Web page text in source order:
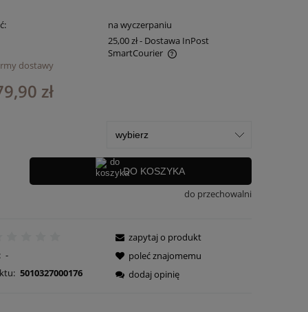
na wyczerpaniu
25,00 zł- Dostawa InPost
SmartCourier
nie zawiera ewentualnych kosztów
dostawy
zł
DO KOSZYKA
do przechowalni
-
5010327000176
zapytaj o produkt
poleć znajomemu
dodaj opinię